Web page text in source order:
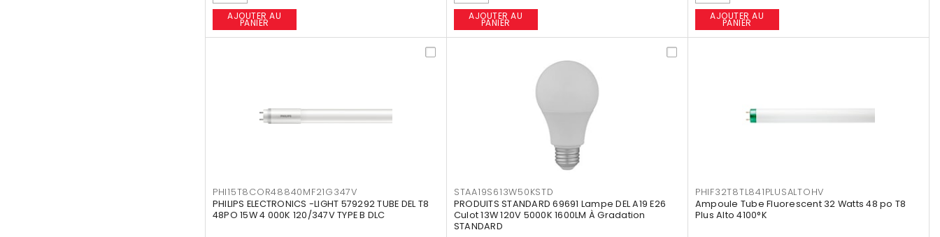
AJOUTER AU
PANIER
AJOUTER AU
PANIER
AJOUTER AU
PANIER
PHI15T8COR48840MF21G347V
PHILIPS ELECTRONICS -LIGHT 579292 TUBE DEL T8
48PO 15W 4 000K 120/347V TYPE B DLC
STAA19S613W50KSTD
PRODUITS STANDARD 69691 Lampe DEL A19 E26
Culot 13W 120V 5000K 1600LM À Gradation
STANDARD
PHIF32T8TL841PLUSALTOHV
Ampoule Tube Fluorescent 32 Watts 48 po T8
Plus Alto 4100°K